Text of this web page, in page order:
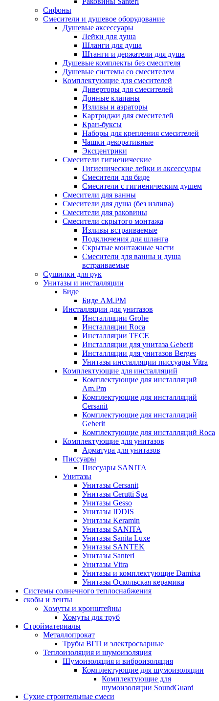
Сифоны
Смесители и душевое оборудование
Душевые аксессуары
Лейки для душа
Шланги для душа
Штанги и держатели для душа
Душевые комплекты без смесителя
Душевые системы со смесителем
Комплектующие для смесителей
Диверторы для смесителей
Донные клапаны
Изливы и аэраторы
Картриджи для смесителей
Кран-буксы
Наборы для крепления смесителей
Чашки декоративные
Эксцентрики
Смесители гигиенические
Гигиенические лейки и аксессуары
Смесители для биде
Смесители с гигиеническим душем
Смесители для ванны
Смесители для душа (без излива)
Смесители для раковины
Смесители скрытого монтажа
Изливы встраиваемые
Подключения для шланга
Скрытые монтажные части
Смесители для ванны и душа
встраиваемые
Сушилки для рук
Унитазы и инсталляции
Биде
Биде AM.PM
Инсталляции для унитазов
Инсталляции Grohe
Инсталляции Roca
Инсталляции TECE
Инсталляции для унитаза Geberit
Инсталляции для унитазов Berges
Унитазы инсталляции писсуары Vitra
Комплектующие для инсталляций
Комплектующие для инсталляций
Am.Pm
Комплектующие для инсталляций
Cersanit
Комплектующие для инсталляций
Geberit
Комплектующие для инсталляций Roca
Комплектующие для унитазов
Арматура для унитазов
Писсуары
Писсуары SANITA
Унитазы
Унитазы Cersanit
Унитазы Cerutti Spa
Унитазы Gesso
Унитазы IDDIS
Унитазы Keramin
Унитазы SANITA
Унитазы Sanita Luxe
Унитазы SANTEK
Унитазы Santeri
Унитазы Vitra
Унитазы и комплектующие Damixa
Унитазы Оскольская керамика
Системы солнечного теплоснабжения
скобы и ленты
Хомуты и кронштейны
Хомуты для труб
Стройматериалы
Металлопрокат
Трубы ВГП и электросварные
Теплоизоляция и шумоизоляция
Шумоизоляция и виброизоляция
Комплектующие для шумоизоляции
Комплектующие для
шумоизоляции SoundGuard
Сухие строительные смеси